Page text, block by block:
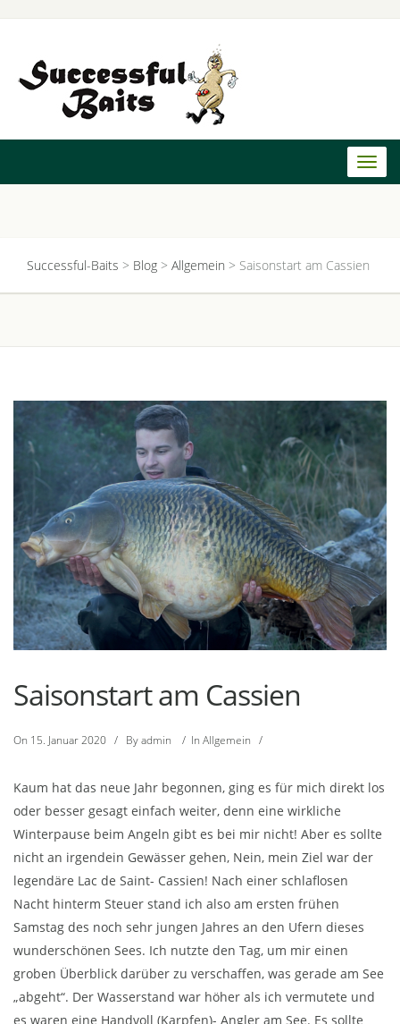
Successful-Baits > Blog > Allgemein > Saisonstart am Cassien
Saisonstart am Cassien
On 15. Januar 2020 / Byadmin / In Allgemein /
Kaum hat das neue Jahr begonnen, ging es für mich direkt los
oder besser gesagt einfach weiter, denn eine wirkliche
Winterpause beim Angeln gibt es bei mir nicht! Aber es sollte
nicht an irgendein Gewässer gehen, Nein, mein Ziel war der
legendäre Lac de Saint- Cassien! Nach einer schlaflosen
Nacht hinterm Steuer stand ich also am ersten frühen
Samstag des noch sehr jungen Jahres an den Ufern dieses
wunderschönen Sees. Ich nutzte den Tag, um mir einen
groben Überblick darüber zu verschaffen, was gerade am See
„abgeht“. Der Wasserstand war höher als ich vermutete und
es waren eine Handvoll (Karpfen)- Angler am See. Es sollte